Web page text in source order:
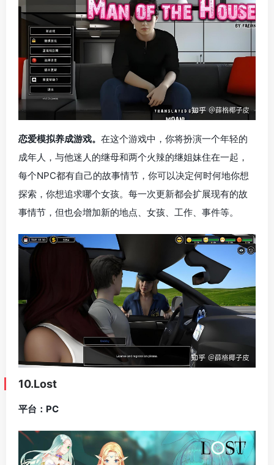
恋爱模拟养成游戏。 在这个游戏中，你将扮演一个年轻的
成年人，与他迷人的继母和两个火辣的继姐妹住在一起，
每个NPC都有自己的故事情节，你可以决定何时何地你想
探索，你想追求哪个女孩。每一次更新都会扩展现有的故
事情节，但也会增加新的地点、女孩、工作、事件等。
10.Lost
平台：PC